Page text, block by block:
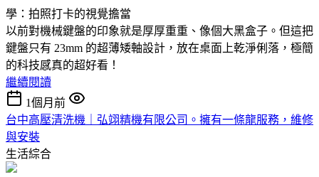
學：拍照打卡的視覺擔當
以前對機械鍵盤的印象就是厚厚重重、像個大黑盒子。但這把
鍵盤只有 23mm 的超薄矮軸設計，放在桌面上乾淨俐落，極簡
的科技感真的超好看！
繼續閱讀
1個月前
台中高壓清洗機｜弘翊精機有限公司。擁有一條龍服務，維修
與安裝
生活綜合